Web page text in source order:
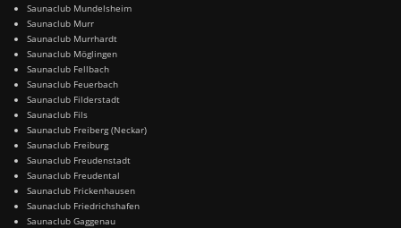
Saunaclub Mundelsheim
Saunaclub Murr
Saunaclub Murrhardt
Saunaclub Möglingen
Saunaclub Fellbach
Saunaclub Feuerbach
Saunaclub Filderstadt
Saunaclub Fils
Saunaclub Freiberg (Neckar)
Saunaclub Freiburg
Saunaclub Freudenstadt
Saunaclub Freudental
Saunaclub Frickenhausen
Saunaclub Friedrichshafen
Saunaclub Gaggenau